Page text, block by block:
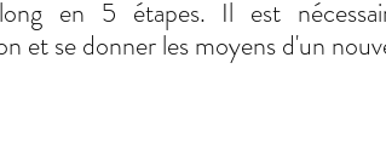
en 5 étapes. Il est
et se donner les moyens d'un